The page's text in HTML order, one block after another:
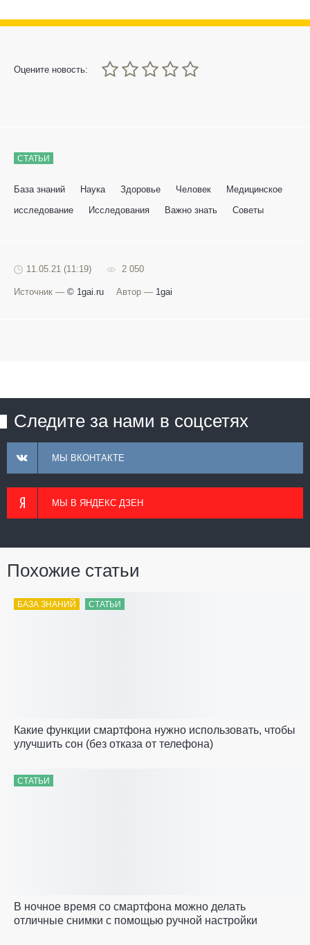
Оцените новость:
0
1 3 4 5
СТАТЬИ
База знаний Наука Здоровье Человек
Медицинское
исследование
Исследования Важно знать Советы
11.05.21 (11:19) 2 050
Источник — © 1gai.ru Автор — 1gai
Следите за нами в соцсетях
МЫ ВКОНТАКТЕ
МЫ В ЯНДЕКС ДЗЕН
Похожие статьи
БАЗА ЗНАНИЙ СТАТЬИ
Какие функции смартфона нужно использовать, чтобы
улучшить сон (без отказа от телефона)
СТАТЬИ
В ночное время со смартфона можно делать
отличные снимки с помощью ручной настройки